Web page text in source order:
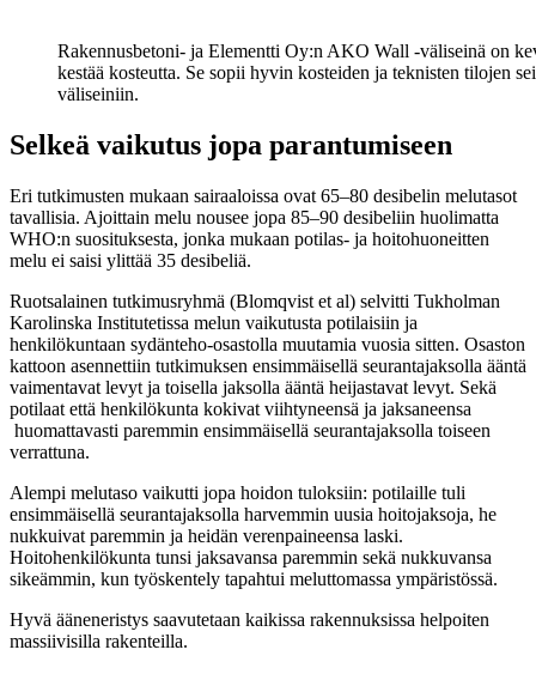
Rakennusbetoni- ja Elementti Oy:n AKO Wall -väliseinä on
kestää kosteutta. Se sopii hyvin kosteiden ja teknisten tilojen
väliseiniin.
Selkeä vaikutus jopa parantumiseen
Eri tutkimusten mukaan sairaaloissa ovat 65–80 desibelin melutasot
tavallisia. Ajoittain melu nousee jopa 85–90 desibeliin huolimatta
WHO:n suosituksesta, jonka mukaan potilas- ja hoitohuoneitten
melu ei saisi ylittää 35 desibeliä.
Ruotsalainen tutkimusryhmä (Blomqvist et al) selvitti Tukholman
Karolinska Institutetissa melun vaikutusta potilaisiin ja
henkilökuntaan sydänteho-osastolla muutamia vuosia sitten. Osaston
kattoon asennettiin tutkimuksen ensimmäisellä seurantajaksolla ääntä
vaimentavat levyt ja toisella jaksolla ääntä heijastavat levyt. Sekä
potilaat että henkilökunta kokivat viihtyneensä ja jaksaneensa
huomattavasti paremmin ensimmäisellä seurantajaksolla toiseen
verrattuna.
Alempi melutaso vaikutti jopa hoidon tuloksiin: potilaille tuli
ensimmäisellä seurantajaksolla harvemmin uusia hoitojaksoja, he
nukkuivat paremmin ja heidän verenpaineensa laski.
Hoitohenkilökunta tunsi jaksavansa paremmin sekä nukkuvansa
sikeämmin, kun työskentely tapahtui meluttomassa ympäristössä.
Hyvä ääneneristys saavutetaan kaikissa rakennuksissa helpoiten
massiivisilla rakenteilla.